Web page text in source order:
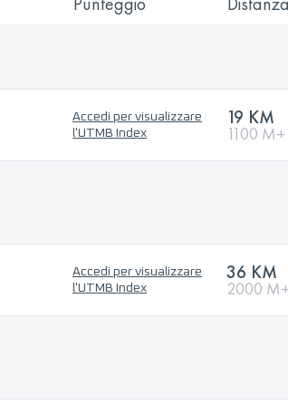
Accedi per visualizzare
l'UTMB Index
19 KM
1100 M+
Accedi per visualizzare
l'UTMB Index
36 KM
2000 M+